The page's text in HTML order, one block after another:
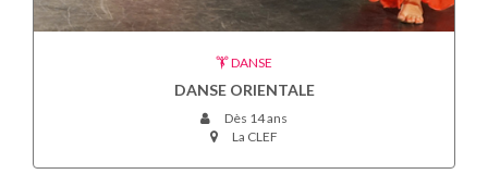
DANSE
DANSE ORIENTALE
Dès 14 ans
La CLEF